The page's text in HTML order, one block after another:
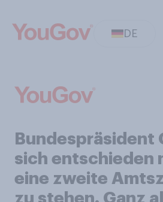
DE
Bundespräsident
sich entschieden
eine zweite
zu stehen. Ganz